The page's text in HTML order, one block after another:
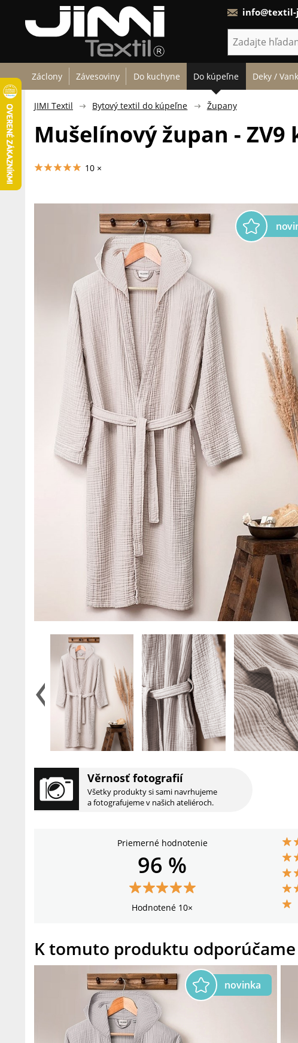
Záclony Závesoviny Do kuchyne Do kúpeľne Deky /
JIMI Textil Bytový textil do kúpeľne Župany
10 ×
Mušelínový župan - ZV9
Věrnosť fotografií
Všetky produkty si sami navrhujeme
a fotografujeme v našich ateliéroch.
Priemerné hodnotenie
96 %
Hodnotené 10×
K tomuto produktu odporúčame